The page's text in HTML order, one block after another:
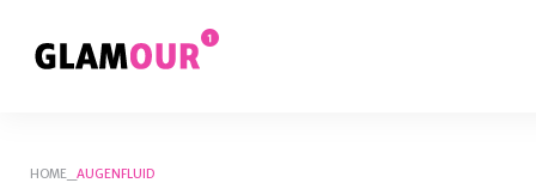
content
HOME AUGENFLUID